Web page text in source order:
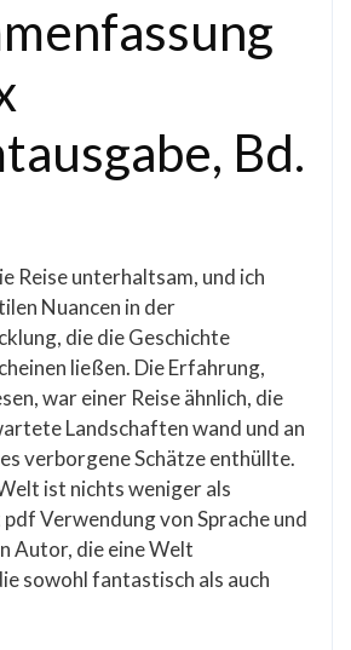
Bd.
Reise unterhaltsam, und ich
Nuancen in der
die die Geschichte
ließen. Die Erfahrung,
war einer Reise ähnlich, die
Landschaften wand und an
verborgene Schätze enthüllte.
ist nichts weniger als
Verwendung von Sprache und
Autor, die eine Welt
sowohl fantastisch als auch